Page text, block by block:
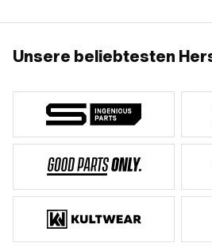
Unsere beliebtesten